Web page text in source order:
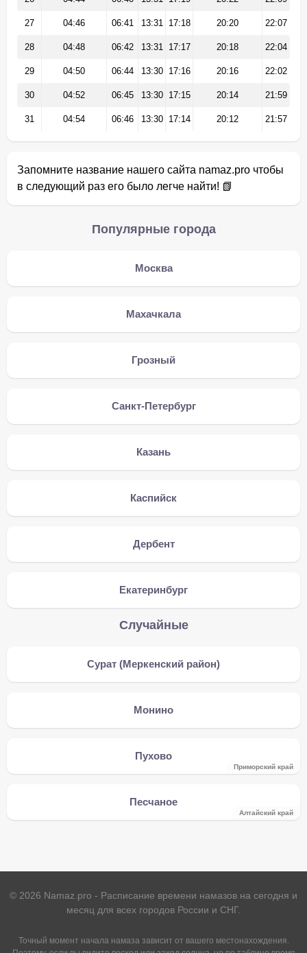
27 04:46 06:41 13:31 17:18 20:20 22:07
28 04:48 06:42 13:31 17:17 20:18 22:04
29 04:50 06:44 13:30 17:16 20:16 22:02
30 04:52 06:45 13:30 17:15 20:14 21:59
31 04:54 06:46 13:30 17:14 20:12 21:57
Запомните название нашего сайта namaz.pro чтобы
в следующий раз его было легче найти! 📗
Популярные города
Москва
Махачкала
Грозный
Санкт-Петербург
Казань
Каспийск
Дербент
Екатеринбург
Случайные
Сурат (Меркенский район)
Монино
Пухово
Приморский край
Песчаное
Алтайский край
© 2026 Namaz.pro - Расписание времени намазов на сегодня и
месяц для всех городов России и СНГ.
Точный момент начала намаза зависит от вашего местонахождения.